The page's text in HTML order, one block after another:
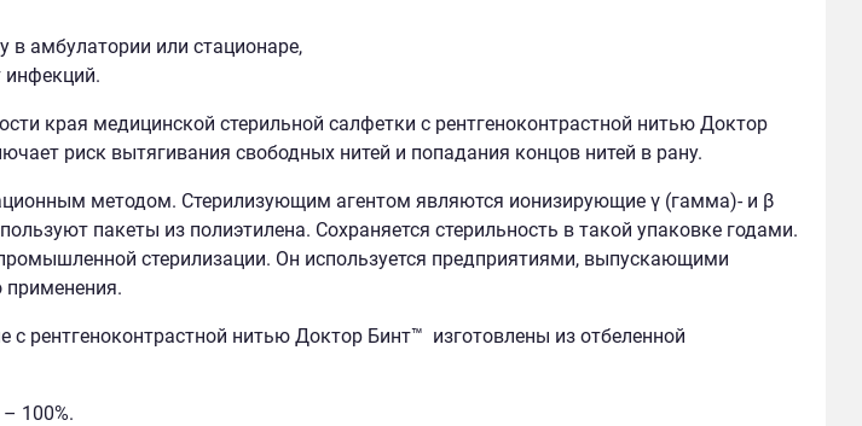
в амбулато­рии или стационаре,
инфекций.
края медицинской стерильной салфетки с рентгеноконтрастной нитью Доктор
риск вытягивания свободных нитей и попадания концов нитей в рану.
методом. Стерилизующим агентом являются ионизирующие γ (гамма)- и β
пакеты из полиэтилена. Сохраняется стерильность в такой упаковке годами.
стерилизации. Он используется предприятиями, выпускающими
применения.
с рентгеноконтрастной нитью Доктор Бинт™ изготовлены из отбеленной
100%.